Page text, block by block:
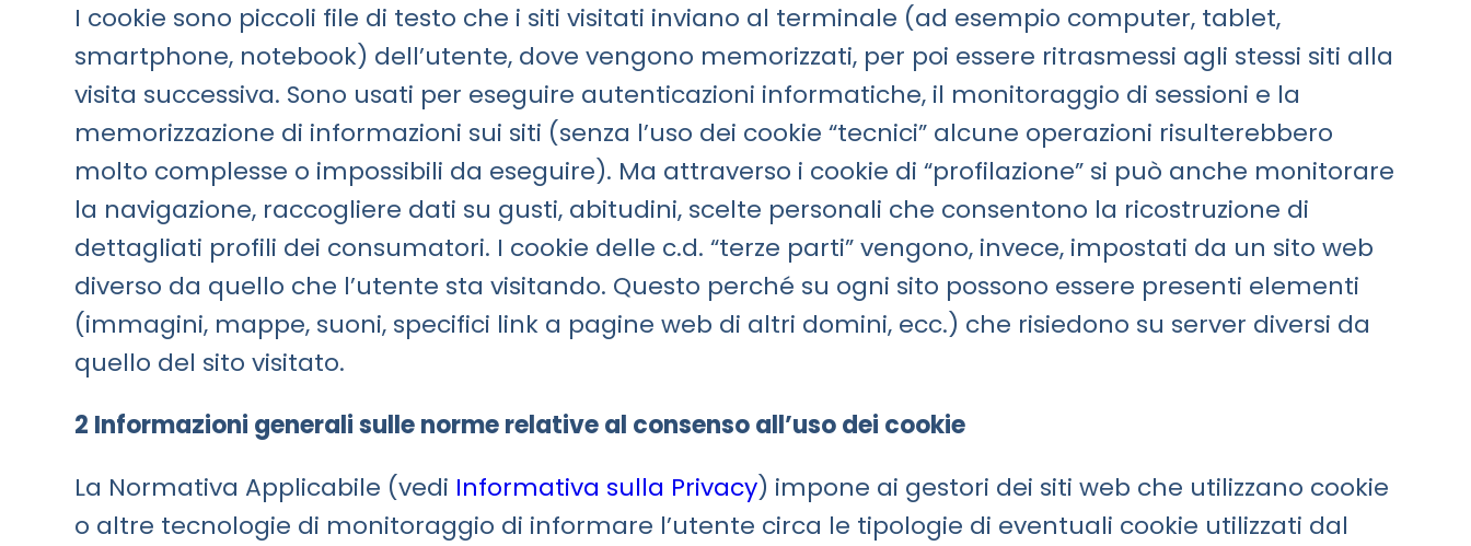
I cookie sono piccoli file di testo che i siti visitati inviano al terminale (ad esempio computer, tablet,
smartphone, notebook) dell’utente, dove vengono memorizzati, per poi essere ritrasmessi agli stessi siti alla
visita successiva. Sono usati per eseguire autenticazioni informatiche, il monitoraggio di sessioni e la
memorizzazione di informazioni sui siti (senza l’uso dei cookie “tecnici” alcune operazioni risulterebbero
molto complesse o impossibili da eseguire). Ma attraverso i cookie di “profilazione” si può anche monitorare
la navigazione, raccogliere dati su gusti, abitudini, scelte personali che consentono la ricostruzione di
dettagliati profili dei consumatori. I cookie delle c.d. “terze parti” vengono, invece, impostati da un sito web
diverso da quello che l’utente sta visitando. Questo perché su ogni sito possono essere presenti elementi
(immagini, mappe, suoni, specifici link a pagine web di altri domini, ecc.) che risiedono su server diversi da
quello del sito visitato.
2 Informazioni generali sulle norme relative al consenso all’uso dei cookie
La Normativa Applicabile (vedi Informativa sulla Privacy) impone ai gestori dei siti web che utilizzano cookie
o altre tecnologie di monitoraggio di informare l’utente circa le tipologie di eventuali cookie utilizzati dal